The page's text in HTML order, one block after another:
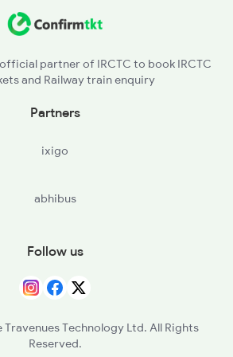
Ph
partner of IRCTC to book IRCTC
and Railway train enquiry
Partners
ixigo
abhibus
Follow us
Travenues Technology Ltd. All Rights
Reserved.